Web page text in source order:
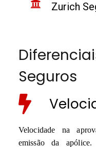
Zurich
Seguros
Velocidade na
emissão da